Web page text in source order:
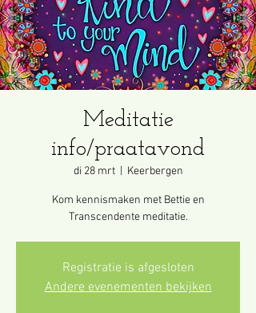
Meditatie
info/praatavond
di 28 mrt
  |
Keerbergen
Kom kennismaken met Bettie en
Transcendente meditatie.
Registratie is afgesloten
Andere evenementen bekijken